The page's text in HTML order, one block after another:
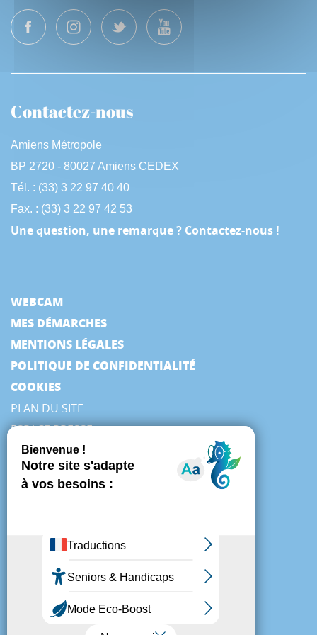
Contactez-nous
Amiens Métropole
BP 2720 - 80027 Amiens CEDEX
Tél. : (33) 3 22 97 40 40
Fax. : (33) 3 22 97 42 53
Une question, une remarque ? Contactez-nous !
WEBCAM
MES DÉMARCHES
MENTIONS LÉGALES
POLITIQUE DE CONFIDENTIALITÉ
COOKIES
PLAN DU SITE
ESPACE PRESSE